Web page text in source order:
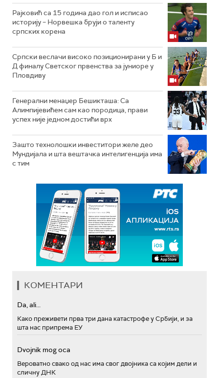
Рајковић са 15 година дао гол и исписао
историју – Норвешка бруји о таленту
српских корена
Српски веслачи високо позиционирани у Б и
Д финалу Светског првенства за јуниоре у
Пловдиву
Генерални менаџер Бешикташа: Са
Алимпијевићем сам као породица, прави
успех није једном достићи врх
Зашто технолошки инвеститори желе део
Мундијала и шта вештачка интелигенција има
с тим
КОМЕНТАРИ
Da, ali...
Како преживети прва три дана катастрофе у Србији, и за
шта нас припрема ЕУ
Dvojnik mog oca
Вероватно свако од нас има свог двојника са којим дели и
сличну ДНК